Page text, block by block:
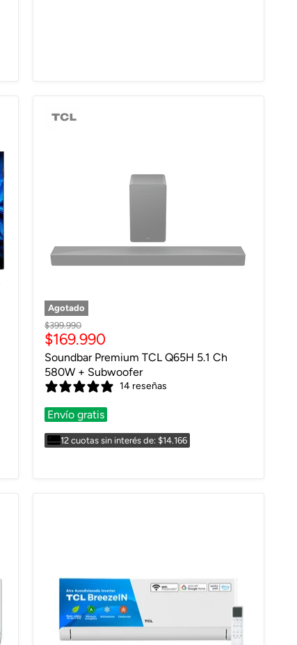
Agotado
Precio
original
$399.990
Precio
actual
$169.990
Soundbar Premium TCL Q65H 5.1 Ch
580W + Subwoofer
14 reseñas
Envío gratis
12 cuotas sin interés de: $14.166